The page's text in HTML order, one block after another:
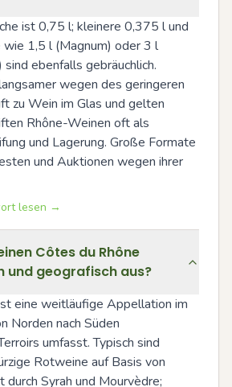
ist 0,75 l; kleinere 0,375 l und
1,5 l (Magnum) oder 3 l
ebenfalls gebräuchlich.
wegen des geringeren
zu Wein im Glas und gelten
Rhône-Weinen oft als
und Lagerung. Große Formate
und Auktionen wegen ihrer
lesen →
Côtes du Rhône
und geografisch aus?
eine weitläufige Appellation im
Norden nach Süden
umfasst. Typisch sind
Rotweine auf Basis von
durch Syrah und Mourvèdre;